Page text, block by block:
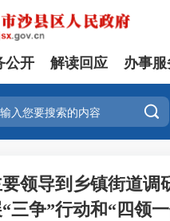
公开 解读回应 办事服

要领导到乡镇街道调
三争”行动和“四领